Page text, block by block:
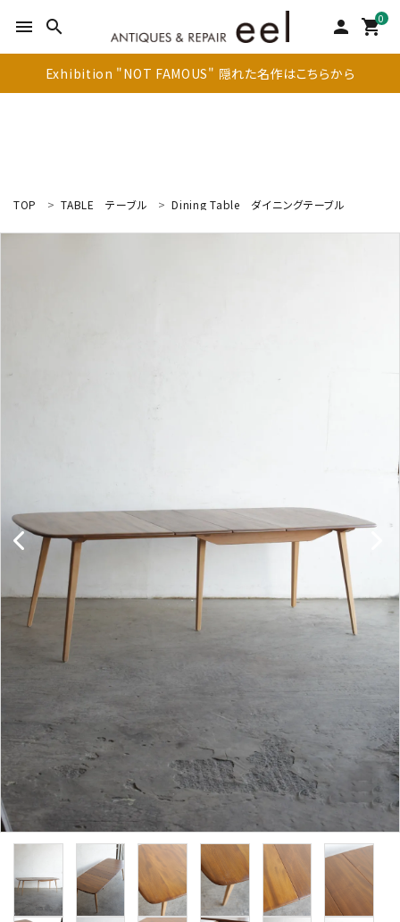
menu search person 0
shopping_cart
Exhibition "NOT FAMOUS" 隠れた名作はこちらから
ソファ
照明
ドア
雑貨
BRAND
お気に入りリスト
卸販売
デザイナーまとめ
TOP TABLE テーブル Dining Table ダイニングテーブル